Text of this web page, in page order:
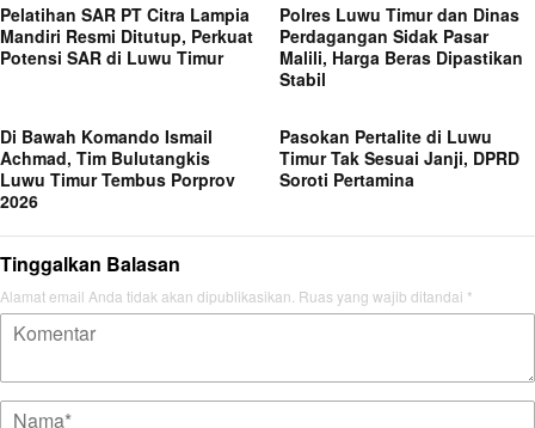
Pelatihan SAR PT Citra Lampia
Mandiri Resmi Ditutup, Perkuat
Potensi SAR di Luwu Timur
Polres Luwu Timur dan Dinas
Perdagangan Sidak Pasar
Malili, Harga Beras Dipastikan
Stabil
Di Bawah Komando Ismail
Achmad, Tim Bulutangkis
Luwu Timur Tembus Porprov
2026
Pasokan Pertalite di Luwu
Timur Tak Sesuai Janji, DPRD
Soroti Pertamina
Tinggalkan Balasan
Alamat email Anda tidak akan dipublikasikan. Ruas yang wajib ditandai *